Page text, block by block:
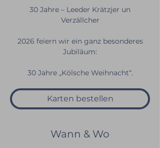
30 Jahre – Leeder Krätzjer un
Verzällcher
2026 feiern wir ein ganz besonderes
Jubiläum:
30 Jahre „Kölsche Weihnacht“.
Karten bestellen
Wann & Wo